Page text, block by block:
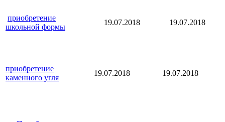
приобретение
школьной формы
19.07.2018 19.07.2018
приобретение
каменного угля
19.07.2018 19.07.2018